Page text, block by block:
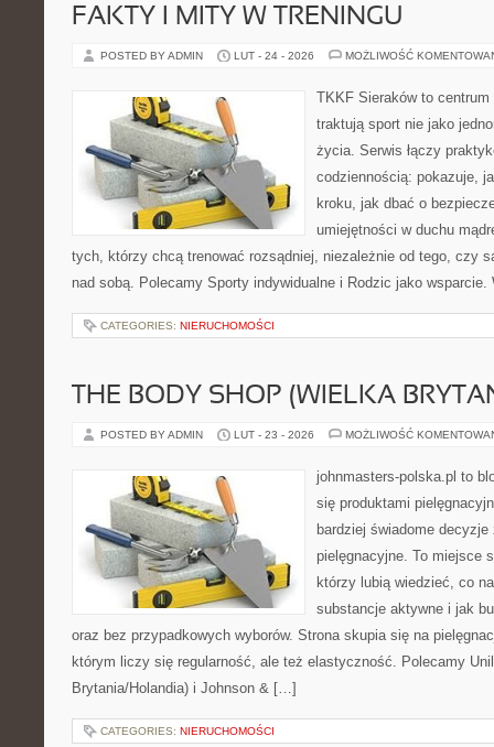
FAKTY I MITY W TRENINGU
POSTED BY ADMIN LUT - 24 - 2026 MOŻLIWOŚĆ
TKKF Sieraków to
traktują sport nie jako
życia. Serwis łączy
codziennością: pokazuje,
kroku, jak dbać o
umiejętności w duchu
tych, którzy chcą trenować rozsądniej, niezależnie od tego, czy
nad sobą. Polecamy Sporty indywidualne i Rodzic jako
CATEGORIES: NIERUCHOMOŚCI
THE BODY SHOP (WIELKA
POSTED BY ADMIN LUT - 23 - 2026 MOŻLIWOŚĆ
johnmasters-polska.pl to
się produktami
bardziej świadome decyzje
pielęgnacyjne. To miejsce
którzy lubią wiedzieć, co
substancje aktywne i jak
oraz bez przypadkowych wyborów. Strona skupia się na
którym liczy się regularność, ale też elastyczność. Polecamy
Brytania/Holandia) i Johnson & […]
CATEGORIES: NIERUCHOMOŚCI